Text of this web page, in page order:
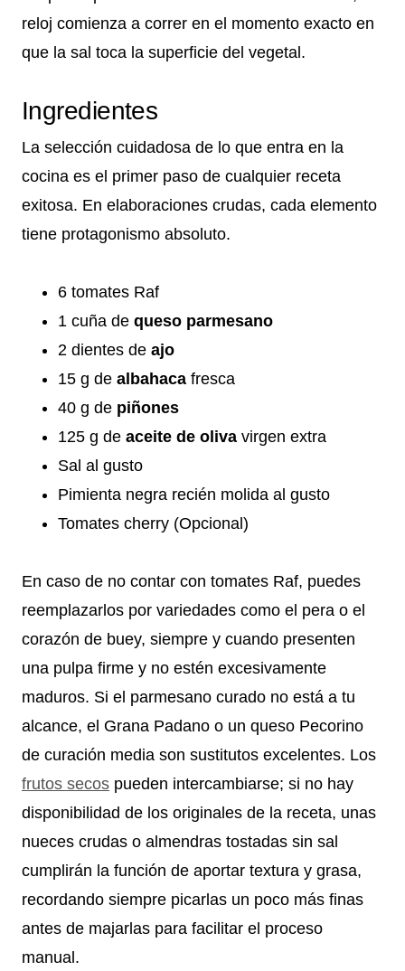
reloj comienza a correr en el momento exacto en
que la sal toca la superficie del vegetal.
Ingredientes
La selección cuidadosa de lo que entra en la
cocina es el primer paso de cualquier receta
exitosa. En elaboraciones crudas, cada elemento
tiene protagonismo absoluto.
6 tomates Raf
1 cuña de queso parmesano
2 dientes de ajo
15 g de albahaca fresca
40 g de piñones
125 g de aceite de oliva virgen extra
Sal al gusto
Pimienta negra recién molida al gusto
Tomates cherry (Opcional)
En caso de no contar con tomates Raf, puedes
reemplazarlos por variedades como el pera o el
corazón de buey, siempre y cuando presenten
una pulpa firme y no estén excesivamente
maduros. Si el parmesano curado no está a tu
alcance, el Grana Padano o un queso Pecorino
de curación media son sustitutos excelentes. Los
frutos secos pueden intercambiarse; si no hay
disponibilidad de los originales de la receta, unas
nueces crudas o almendras tostadas sin sal
cumplirán la función de aportar textura y grasa,
recordando siempre picarlas un poco más finas
antes de majarlas para facilitar el proceso
manual.